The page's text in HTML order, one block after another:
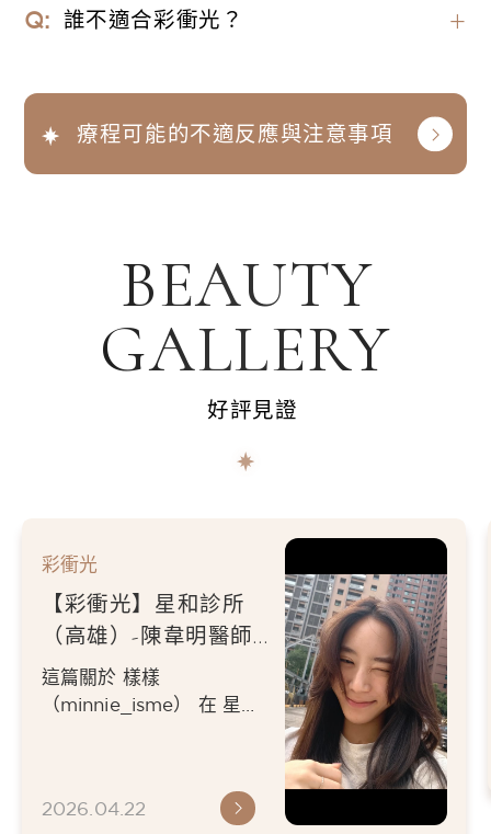
A酸），一周內應避免日光浴、泡溫泉或劇烈運動
需連續施作 3 - 6 次，每次間隔 3 - 4 週，才能達
誰不適合彩衝光？ ＋
症、有疱診病史者、自體免疫疾病者（狼瘡…）、
糖尿病者、一個月內大量曝曬或使用A酸果酸者。
＊有個人特殊疾病需與醫師討論。
療程可能的不適反應與注意事項
BEAUTY
GALLERY
好評見證
彩衝光
【彩衝光】星和診所
（高雄）-陳韋明醫師-
定期保養，是對自己的
溫柔承諾-樣樣
這篇關於 樣樣
（minnie_isme） 在 星和
2026.04.22